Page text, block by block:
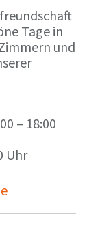
Tage in
und
– 18:00
Uhr